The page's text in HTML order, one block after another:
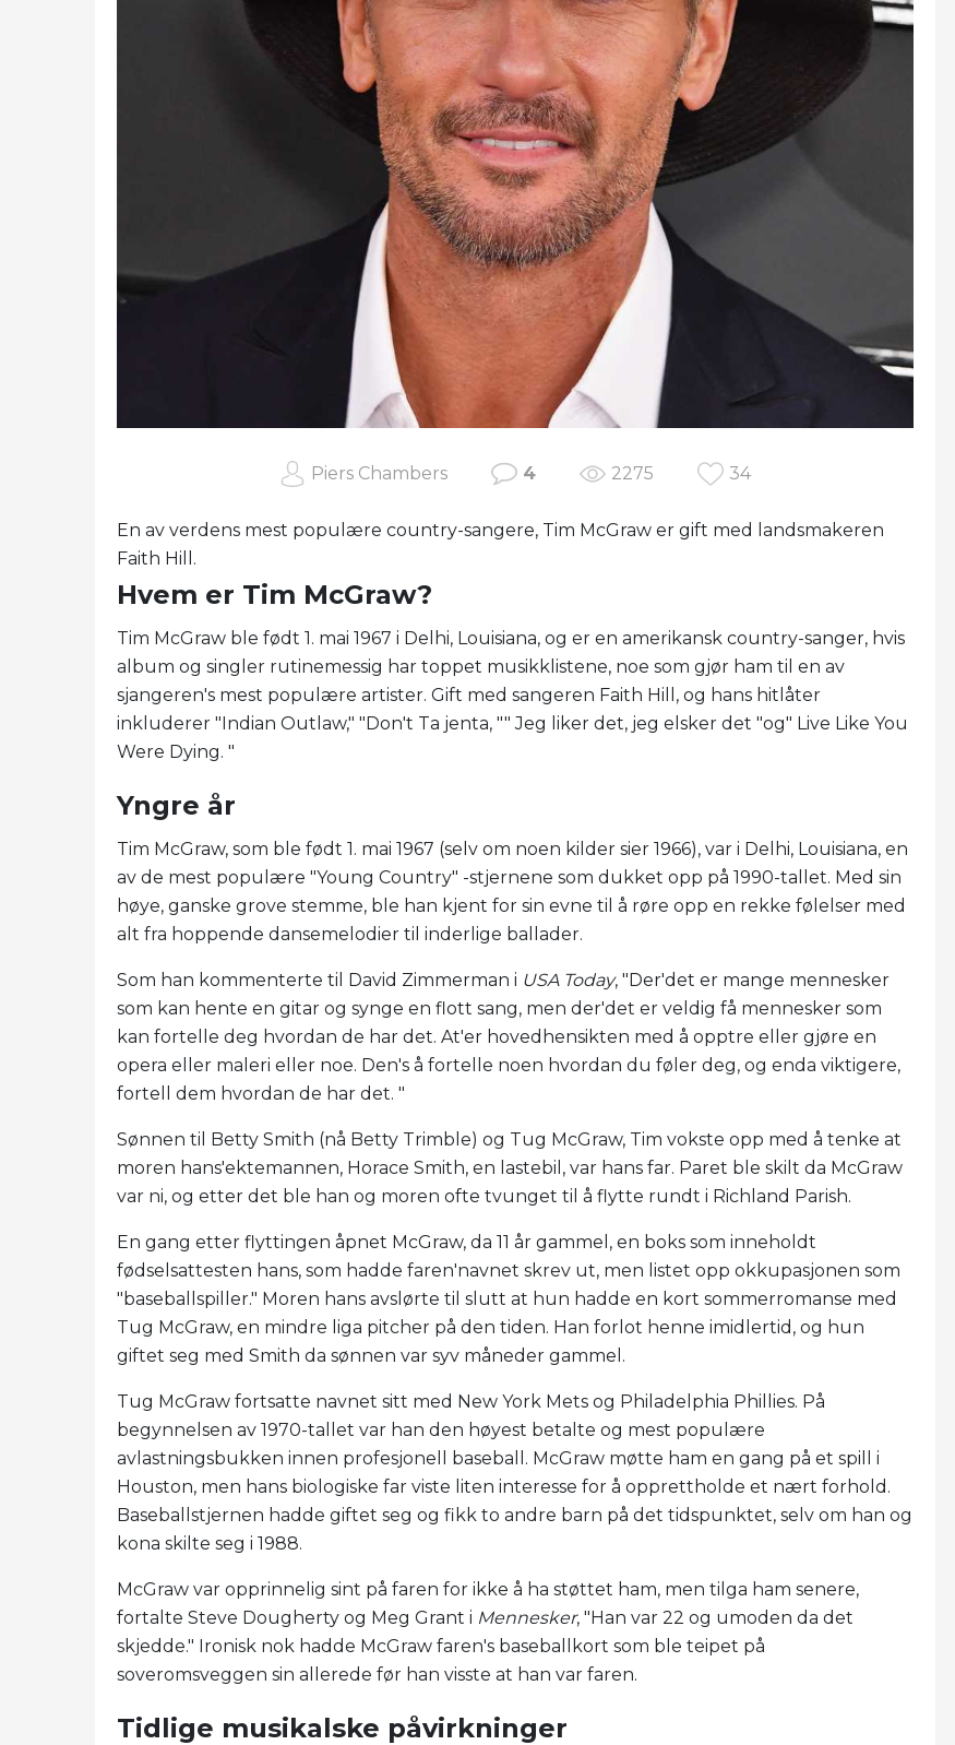
Piers Chambers 4 2275 34
En av verdens mest populære country-sangere, Tim McGraw er gift med landsmakeren
Faith Hill.
Hvem er Tim McGraw?
Tim McGraw ble født 1. mai 1967 i Delhi, Louisiana, og er en amerikansk country-sanger, hvis
album og singler rutinemessig har toppet musikklistene, noe som gjør ham til en av
sjangeren's mest populære artister. Gift med sangeren Faith Hill, og hans hitlåter
inkluderer "Indian Outlaw," "Don't Ta jenta, "" Jeg liker det, jeg elsker det "og" Live Like You
Were Dying. "
Yngre år
Tim McGraw, som ble født 1. mai 1967 (selv om noen kilder sier 1966), var i Delhi, Louisiana, en
av de mest populære "Young Country" -stjernene som dukket opp på 1990-tallet. Med sin
høye, ganske grove stemme, ble han kjent for sin evne til å røre opp en rekke følelser med
alt fra hoppende dansemelodier til inderlige ballader.
Som han kommenterte til David Zimmerman i USA Today, "Der'det er mange mennesker
som kan hente en gitar og synge en flott sang, men der'det er veldig få mennesker som
kan fortelle deg hvordan de har det. At'er hovedhensikten med å opptre eller gjøre en
opera eller maleri eller noe. Den's å fortelle noen hvordan du føler deg, og enda viktigere,
fortell dem hvordan de har det. "
Sønnen til Betty Smith (nå Betty Trimble) og Tug McGraw, Tim vokste opp med å tenke at
moren hans'ektemannen, Horace Smith, en lastebil, var hans far. Paret ble skilt da McGraw
var ni, og etter det ble han og moren ofte tvunget til å flytte rundt i Richland Parish.
En gang etter flyttingen åpnet McGraw, da 11 år gammel, en boks som inneholdt
fødselsattesten hans, som hadde faren'navnet skrev ut, men listet opp okkupasjonen som
"baseballspiller." Moren hans avslørte til slutt at hun hadde en kort sommerromanse med
Tug McGraw, en mindre liga pitcher på den tiden. Han forlot henne imidlertid, og hun
giftet seg med Smith da sønnen var syv måneder gammel.
Tug McGraw fortsatte navnet sitt med New York Mets og Philadelphia Phillies. På
begynnelsen av 1970-tallet var han den høyest betalte og mest populære
avlastningsbukken innen profesjonell baseball. McGraw møtte ham en gang på et spill i
Houston, men hans biologiske far viste liten interesse for å opprettholde et nært forhold.
Baseballstjernen hadde giftet seg og fikk to andre barn på det tidspunktet, selv om han og
kona skilte seg i 1988.
McGraw var opprinnelig sint på faren for ikke å ha støttet ham, men tilga ham senere,
fortalte Steve Dougherty og Meg Grant i Mennesker, "Han var 22 og umoden da det
skjedde." Ironisk nok hadde McGraw faren's baseballkort som ble teipet på
soveromsveggen sin allerede før han visste at han var faren.
Tidlige musikalske påvirkninger